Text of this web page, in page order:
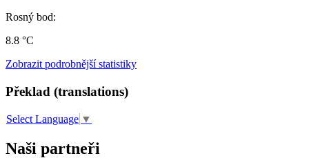
Rosný bod:
8.8 °C
Zobrazit podrobnější statistiky
Překlad (translations)
Select Language ▼
Naši partneři